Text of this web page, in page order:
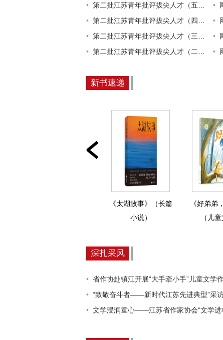
第二批江苏青年批评拔尖人才（五）：刘浏
第二批江苏青年批评拔尖人才（四）：田振华
第二批江苏青年批评拔尖人才（三）：牛煜
第二批江苏青年批评拔尖人才（二）：张博实
新书速递
《太湖故事》（长篇
小说）
《好弟弟
（儿童
深扎采风
省作协赴镇江开展“大手牵小手”儿童文学作家进校
“致敬奋斗者——新时代江苏先进典型”采访创作活
文学浸润童心——江苏省作家协会“文学进校园”活动走进如皋